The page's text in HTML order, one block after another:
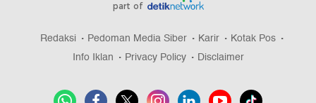
part of
Redaksi Pedoman Media Siber Karir
Kotak Pos
Info Iklan
Privacy Policy Disclaimer